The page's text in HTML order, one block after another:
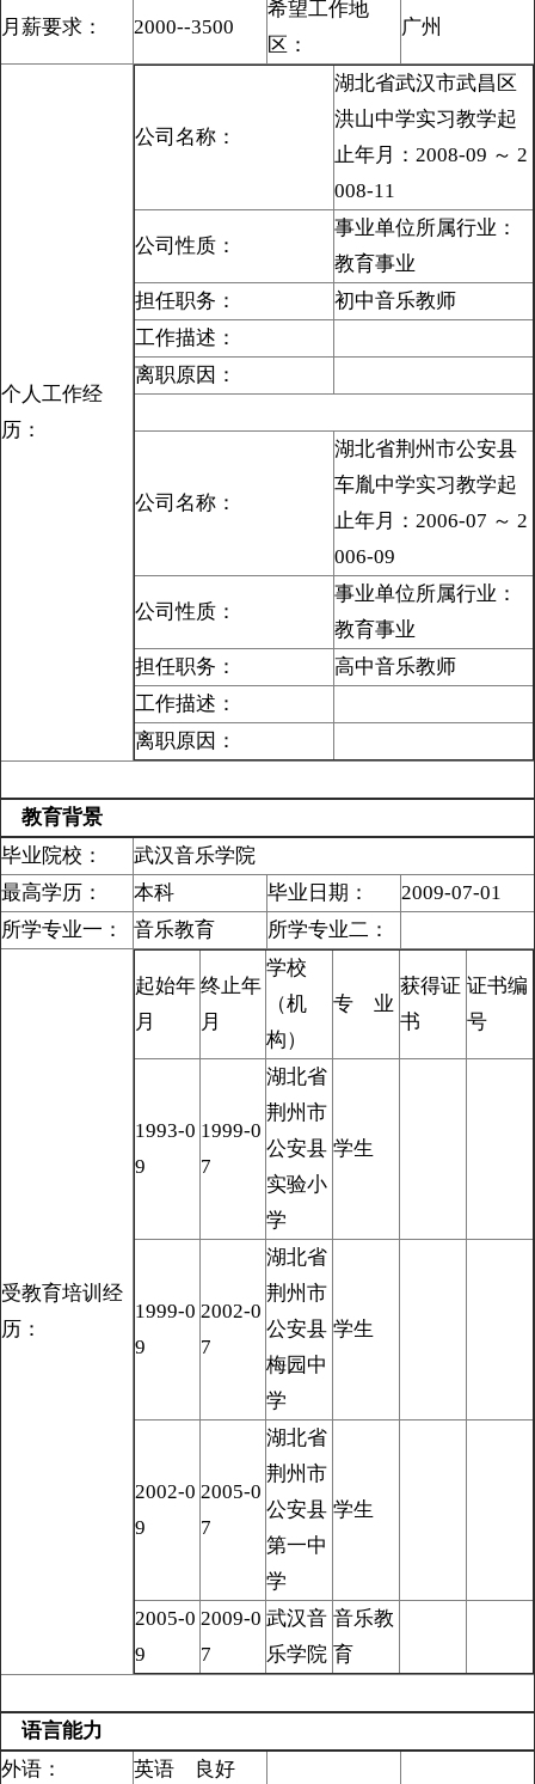
月薪要求： 2000--3500
希望工作地
区：
广州
个人工作经
历：
公司名称：
湖北省武汉市武昌区
洪山中学实习教学起
止年月：2008-09 ～ 2
008-11
公司性质：
事业单位所属行业：
教育事业
担任职务：
初中音乐教师
工作描述：
离职原因：
公司名称：
湖北省荆州市公安县
车胤中学实习教学起
止年月：2006-07 ～ 2
006-09
公司性质：
事业单位所属行业：
教育事业
担任职务：
高中音乐教师
工作描述：
离职原因：
教育背景
毕业院校：
武汉音乐学院
最高学历：
本科 毕业日期：
2009-07-01
所学专业一：
音乐教育 所学专业二：
受教育培训经
历：
起始年
月
终止年
月
学校
（机
构）
专 业
获得证
书
证书编
号
1993-0
9
1999-0
7
湖北省
荆州市
公安县
实验小
学
学生
1999-0
9
2002-0
7
湖北省
荆州市
公安县
梅园中
学
学生
2002-0
9
2005-0
7
湖北省
荆州市
公安县
第一中
学
学生
2005-0
9
2009-0
7
武汉音
乐学院
音乐教
育
语言能力
外语：
英语 良好